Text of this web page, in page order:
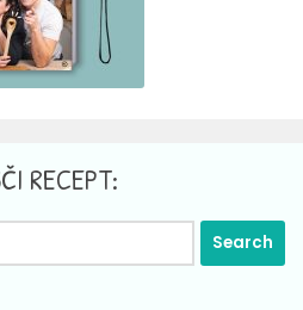
RECEPT: